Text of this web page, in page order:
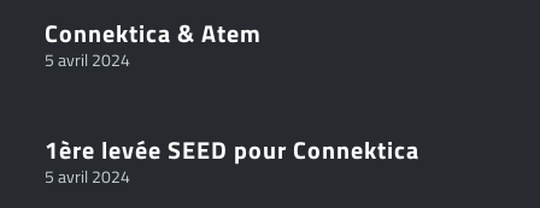
Connektica & Atem
5 avril 2024
1ère levée SEED pour Connektica
5 avril 2024